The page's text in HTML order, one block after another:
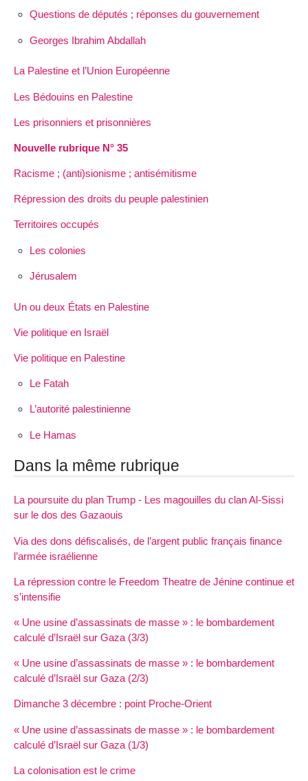
Questions de députés ; réponses du gouvernement
Georges Ibrahim Abdallah
La Palestine et l’Union Européenne
Les Bédouins en Palestine
Les prisonniers et prisonnières
Nouvelle rubrique N° 35
Racisme ; (anti)sionisme ; antisémitisme
Répression des droits du peuple palestinien
Territoires occupés
Les colonies
Jérusalem
Un ou deux États en Palestine
Vie politique en Israël
Vie politique en Palestine
Le Fatah
L’autorité palestinienne
Le Hamas
Dans la même rubrique
La poursuite du plan Trump - Les magouilles du clan Al-Sissi
sur le dos des Gazaouis
Via des dons défiscalisés, de l’argent public français finance
l’armée israélienne
La répression contre le Freedom Theatre de Jénine continue et
s’intensifie
« Une usine d’assassinats de masse » : le bombardement
calculé d’Israël sur Gaza (3/3)
« Une usine d’assassinats de masse » : le bombardement
calculé d’Israël sur Gaza (2/3)
Dimanche 3 décembre : point Proche-Orient
« Une usine d’assassinats de masse » : le bombardement
calculé d’Israël sur Gaza (1/3)
La colonisation est le crime